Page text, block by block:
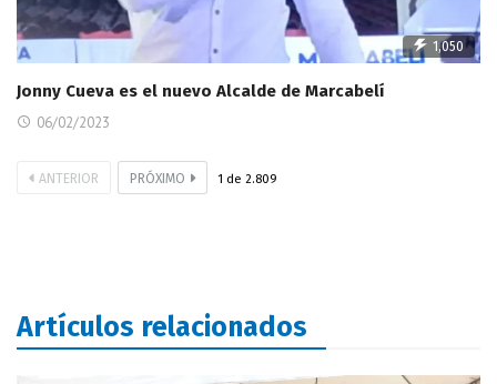
1,050
Jonny Cueva es el nuevo Alcalde de Marcabelí
06/02/2023
ANTERIOR PRÓXIMO 1 de 2.809
Artículos relacionados